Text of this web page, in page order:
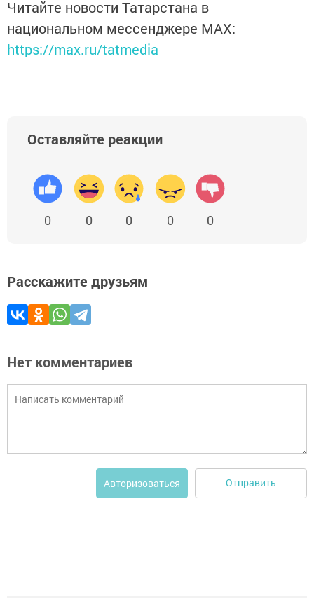
Читайте новости Татарстана в
национальном мессенджере MАХ:
https://max.ru/tatmedia
Оставляйте реакции
0 0 0 0 0
Расскажите друзьям
Нет комментариев
Авторизоваться Отправить